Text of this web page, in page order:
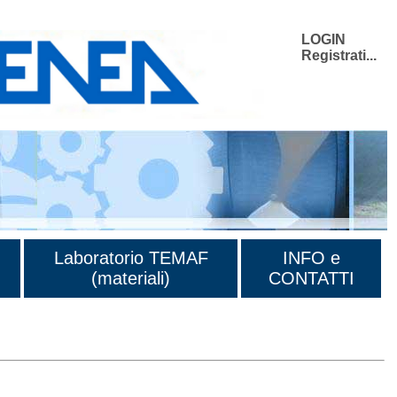
LOGIN
Registrati...
Laboratorio TEMAF
(materiali)
INFO e
CONTATTI